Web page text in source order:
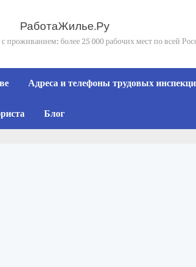
РаботаЖилье.Ру
проживанием: более 25 000 рабочих мест по всей
Адреса и телефоны трудовых
Блог